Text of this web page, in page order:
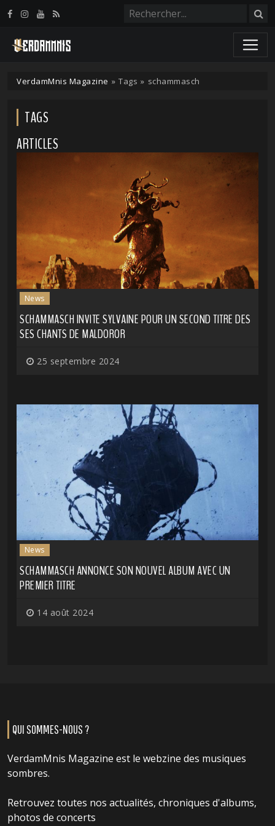
VerdamMnis Magazine » Tags » schammasch
TAGS
ARTICLES
News
SCHAMMASCH INVITE SYLVAINE POUR UN SECOND TITRE DES
SES CHANTS DE MALDOROR
25 septembre 2024
News
SCHAMMASCH ANNONCE SON NOUVEL ALBUM AVEC UN
PREMIER TITRE
14 août 2024
QUI SOMMES-NOUS ?
VerdamMnis Magazine est le webzine des musiques
sombres.
Retrouvez toutes nos actualités, chroniques d'albums,
photos de concerts
Panneau de gestion des cookies